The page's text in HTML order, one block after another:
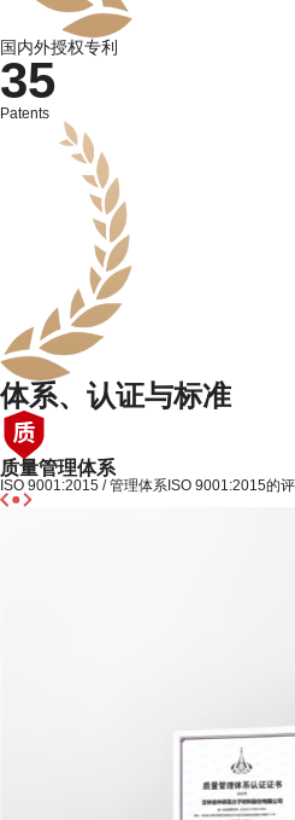
国内外授权专利
35
Patents
体系、认证与标准
产品认证
REACH / 通过了欧盟REACH的注册